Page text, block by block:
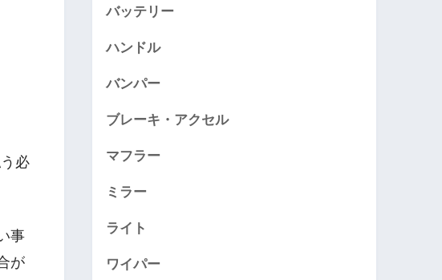
必
事
が
バッテリー
ハンドル
バンパー
ブレーキ・アクセル
マフラー
ミラー
ライト
ワイパー